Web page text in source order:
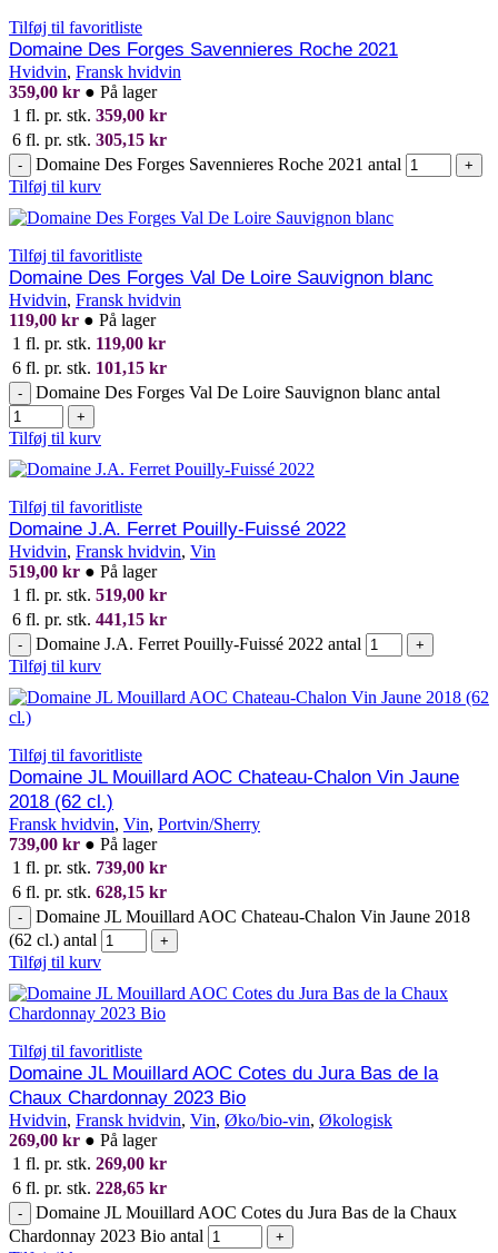
Tilføj til favoritliste
Domaine Des Forges Savennieres Roche 2021
Hvidvin, Fransk hvidvin
359,00 kr ● På lager
1 fl. pr. stk. 359,00 kr
6 fl. pr. stk. 305,15 kr
- Domaine Des Forges Savennieres Roche 2021 antal +
Tilføj til kurv
Tilføj til favoritliste
Domaine Des Forges Val De Loire Sauvignon blanc
Hvidvin, Fransk hvidvin
119,00 kr ● På lager
1 fl. pr. stk. 119,00 kr
6 fl. pr. stk. 101,15 kr
- Domaine Des Forges Val De Loire Sauvignon blanc antal
+
Tilføj til kurv
Tilføj til favoritliste
Domaine J.A. Ferret Pouilly-Fuissé 2022
Hvidvin, Fransk hvidvin, Vin
519,00 kr ● På lager
1 fl. pr. stk. 519,00 kr
6 fl. pr. stk. 441,15 kr
- Domaine J.A. Ferret Pouilly-Fuissé 2022 antal +
Tilføj til kurv
Tilføj til favoritliste
Domaine JL Mouillard AOC Chateau-Chalon Vin Jaune
2018 (62 cl.)
Fransk hvidvin, Vin, Portvin/Sherry
739,00 kr ● På lager
1 fl. pr. stk. 739,00 kr
6 fl. pr. stk. 628,15 kr
-
Domaine JL Mouillard AOC Chateau-Chalon Vin Jaune 2018
(62 cl.) antal
+
Tilføj til kurv
Tilføj til favoritliste
Domaine JL Mouillard AOC Cotes du Jura Bas de la
Chaux Chardonnay 2023 Bio
Hvidvin, Fransk hvidvin, Vin, Øko/bio-vin, Økologisk
269,00 kr ● På lager
1 fl. pr. stk. 269,00 kr
6 fl. pr. stk. 228,65 kr
-
Domaine JL Mouillard AOC Cotes du Jura Bas de la Chaux
Chardonnay 2023 Bio antal
+